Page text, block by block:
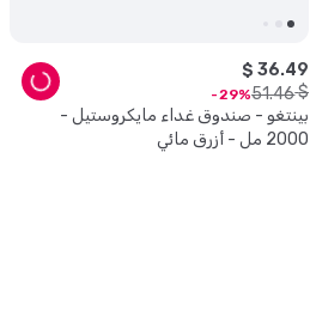
بينتغو - صندوق غداء مايكروستيل -
2000 مل - أزرق مائي
$ 36.49
$
51.46
29